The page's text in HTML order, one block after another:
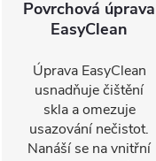
Povrchová úprava
EasyClean
Úprava EasyClean
usnadňuje čištění
skla a omezuje
usazování nečistot.
Nanáší se na vnitřní